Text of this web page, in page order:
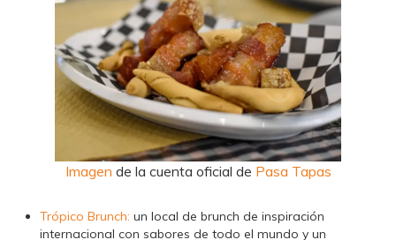
Imagen de la cuenta oficial de Pasa Tapas
Trópico Brunch: un local de brunch de inspiración
internacional con sabores de todo el mundo y un